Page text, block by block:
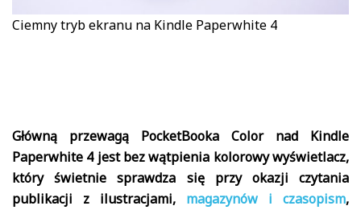
Ciemny tryb ekranu na Kindle Paperwhite 4
Główną przewagą PocketBooka Color nad Kindle
Paperwhite 4 jest bez wątpienia kolorowy wyświetlacz,
który świetnie sprawdza się przy okazji czytania
publikacji z ilustracjami, magazynów i czasopism,